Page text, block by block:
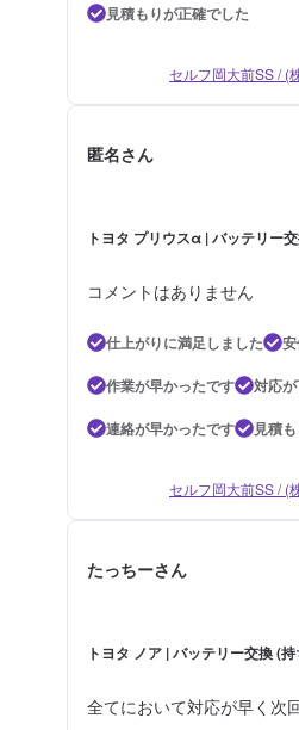
見積もりが正確でした
セルフ岡大前SS / (
匿名さん
トヨタ プリウスα | バッテリー
コメントはありません
仕上がりに満足しました
作業が早かったです
対応
連絡が早かったです
見積
セルフ岡大前SS / (
たっちーさん
トヨタ ノア | バッテリー交換 (
全てにおいて対応が早く次